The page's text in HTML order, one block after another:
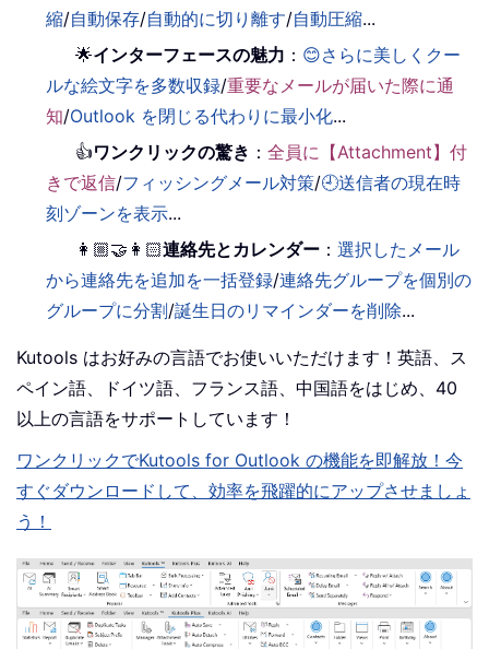
縮/自動保存/自動的に切り離す/自動圧縮...
🌟インターフェースの魅力 ： 😊さらに美しくクー
ルな絵文字を多数収録/重要なメールが届いた際に通
知/Outlook を閉じる代わりに最小化...
👍ワンクリックの驚き ：全員に【Attachment】付
きで返信/フィッシングメール対策/🕘送信者の現在時
刻ゾーンを表示...
👩🏼‍🤝‍👩🏻連絡先とカレンダー ：選択したメール
から連絡先を追加を一括登録/連絡先グループを個別の
グループに分割/誕生日のリマインダーを削除...
Kutools はお好みの言語でお使いいただけます！英語、ス
ペイン語、ドイツ語、フランス語、中国語をはじめ、40
以上の言語をサポートしています！
ワンクリックでKutools for Outlook の機能を即解放！今
すぐダウンロードして、効率を飛躍的にアップさせましょ
う！